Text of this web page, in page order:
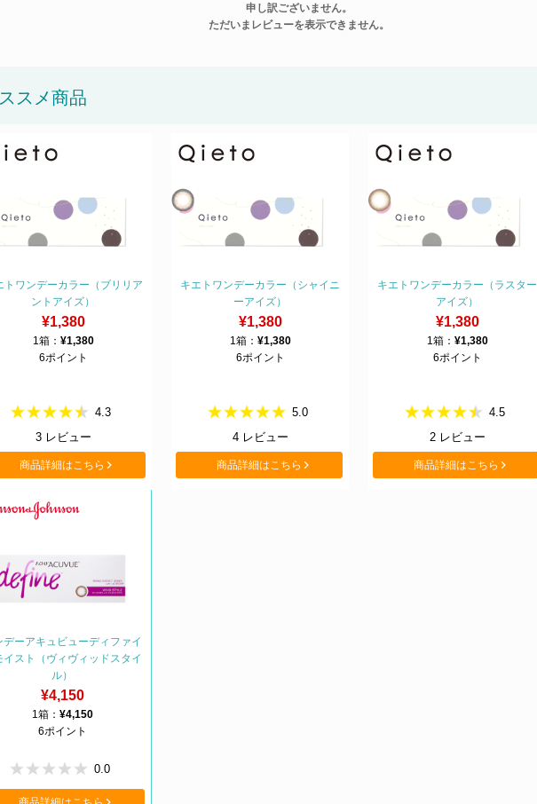
申し訳ございません。
ただいまレビューを表示できません。
スメ商品
トワンデーカラー（ブリリア
ントアイズ）
¥1,380
1箱： ¥1,380
6ポイント
4.3
3レビュー
商品詳細はこちら
キエトワンデーカラー（シャイニ
ーアイズ）
¥1,380
1箱： ¥1,380
6ポイント
5.0
4レビュー
商品詳細はこちら
キエトワンデーカラー（ラスター
アイズ）
¥1,380
1箱： ¥1,380
6ポイント
4.5
2レビュー
商品詳細はこちら
デーアキュビューディファイ
イスト（ヴィヴィッドスタイ
ル）
¥4,150
1箱： ¥4,150
6ポイント
0.0